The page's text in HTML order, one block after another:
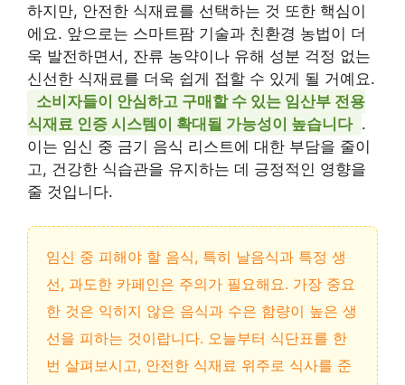
하지만, 안전한 식재료를 선택하는 것 또한 핵심이
에요. 앞으로는 스마트팜 기술과 친환경 농법이 더
욱 발전하면서, 잔류 농약이나 유해 성분 걱정 없는
신선한 식재료를 더욱 쉽게 접할 수 있게 될 거예요.
소비자들이 안심하고 구매할 수 있는 임산부 전용
식재료 인증 시스템이 확대될 가능성이 높습니다 .
이는 임신 중 금기 음식 리스트에 대한 부담을 줄이
고, 건강한 식습관을 유지하는 데 긍정적인 영향을
줄 것입니다.
임신 중 피해야 할 음식, 특히 날음식과 특정 생
선, 과도한 카페인은 주의가 필요해요. 가장 중요
한 것은 익히지 않은 음식과 수은 함량이 높은 생
선을 피하는 것이랍니다. 오늘부터 식단표를 한
번 살펴보시고, 안전한 식재료 위주로 식사를 준